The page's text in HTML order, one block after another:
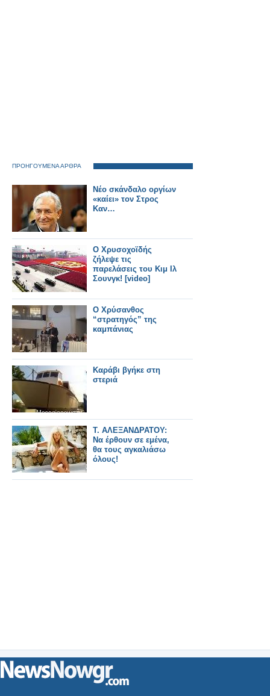
ΠΡΟΗΓΟΥΜΕΝΑ ΑΡΘΡΑ
Νέο σκάνδαλο οργίων
«καίει» τον Στρος
Καν…
Ο Χρυσοχοϊδής
ζήλεψε τις
παρελάσεις του Κιμ Ιλ
Σουνγκ! [video]
Ο Χρύσανθος
“στρατηγός” της
καμπάνιας
Καράβι βγήκε στη
στεριά
Τ. ΑΛΕΞΑΝΔΡΑΤΟΥ:
Να έρθουν σε εμένα,
θα τους αγκαλιάσω
όλους!